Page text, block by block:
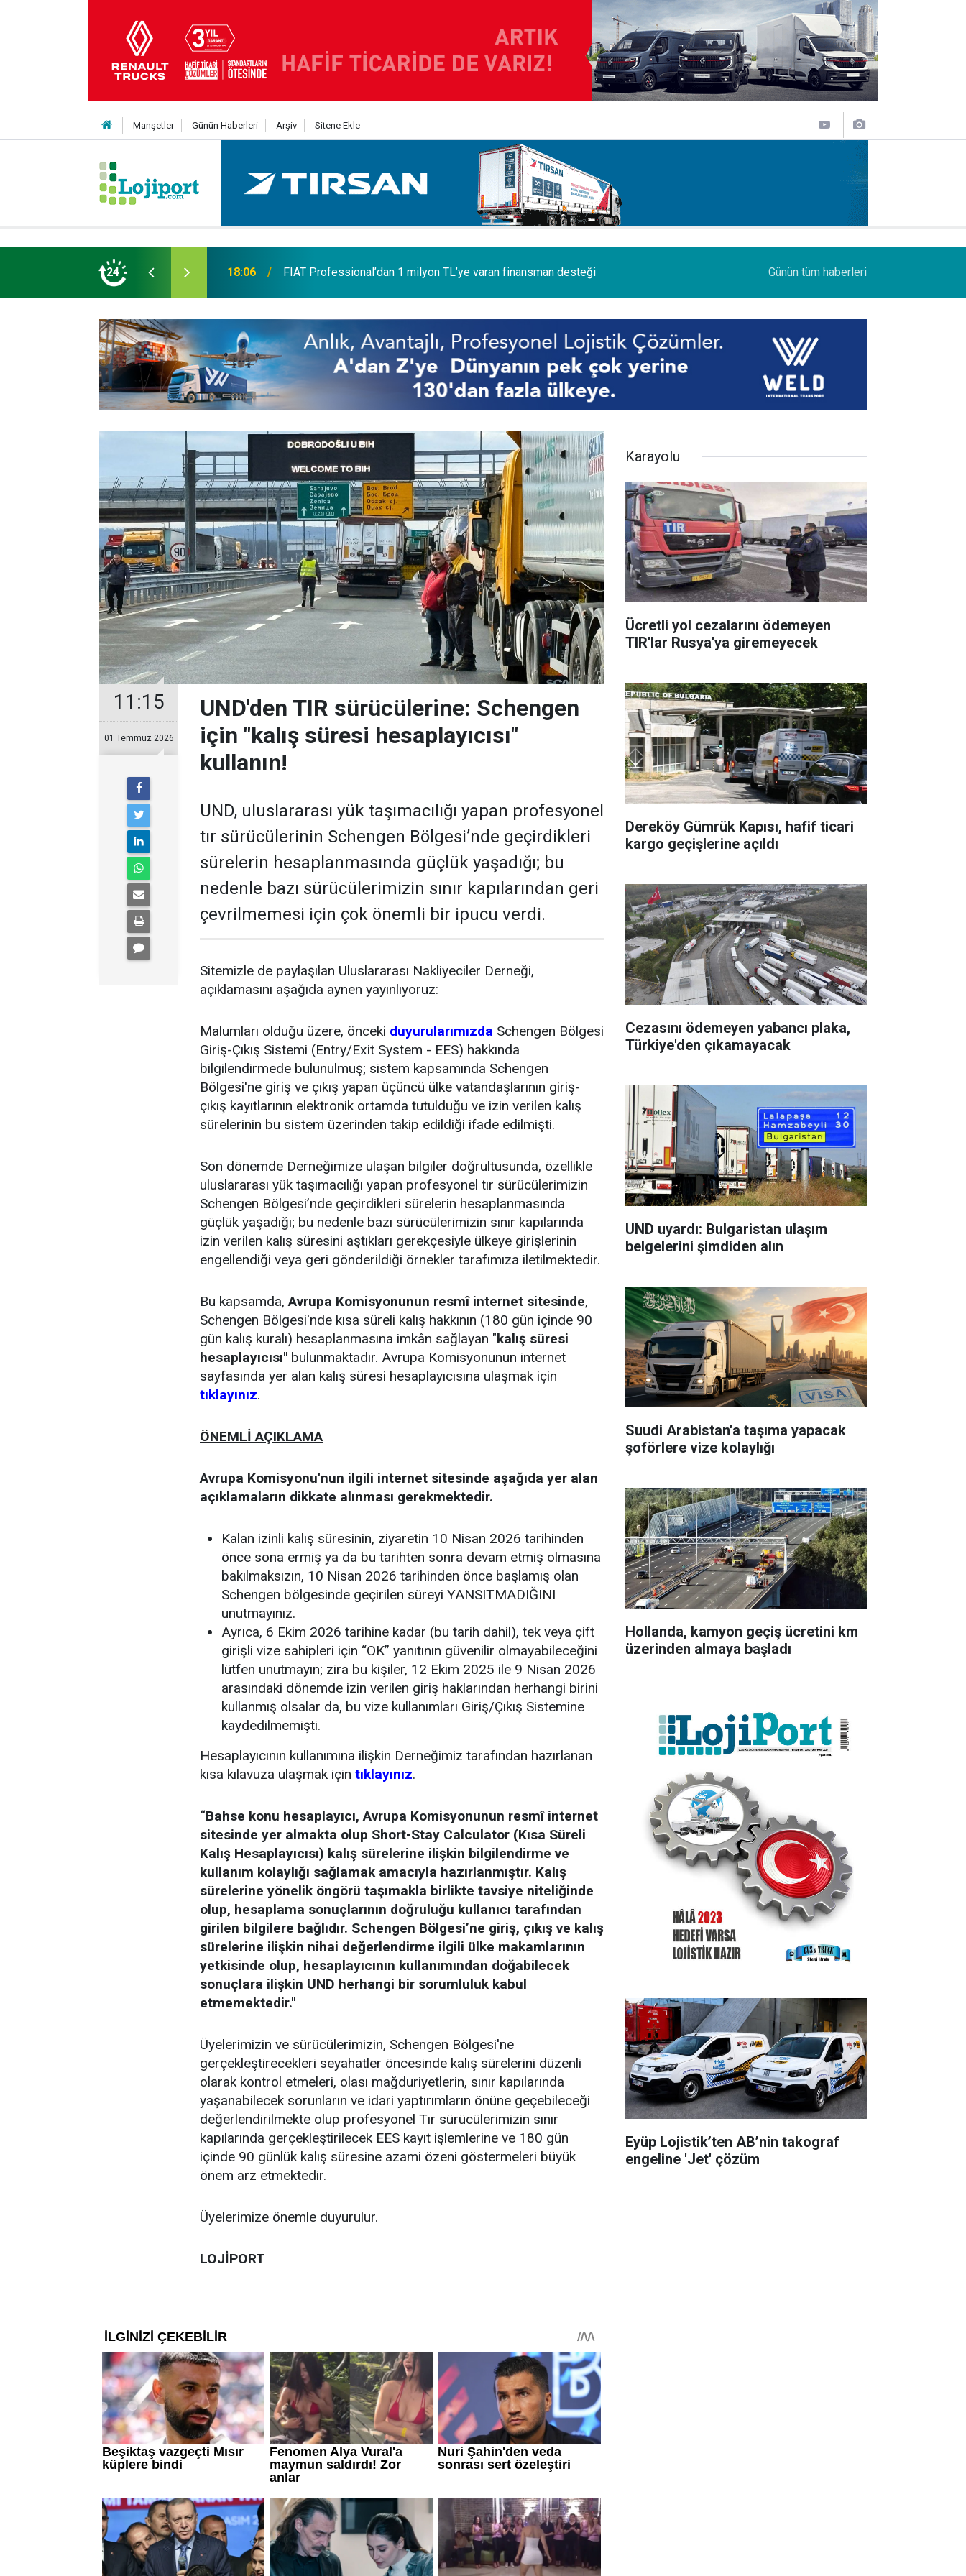
Manşetler Günün Haberleri Arşiv Sitene Ekle
24
varan finansman desteği 17:57 Ege'nin ilk Renault Trucks Master Red EDITION'ı ÖKN Lojistik filosunda DSV Türkiye’de bayrak değişimi
Günün tüm haberleri
11:15
01 Temmuz 2026
UND'den TIR sürücülerine: Schengen
için "kalış süresi hesaplayıcısı"
kullanın!
UND, uluslararası yük taşımacılığı yapan profesyonel
tır sürücülerinin Schengen Bölgesi’nde geçirdikleri
sürelerin hesaplanmasında güçlük yaşadığı; bu
nedenle bazı sürücülerimizin sınır kapılarından geri
çevrilmemesi için çok önemli bir ipucu verdi.
Sitemizle de paylaşılan Uluslararası Nakliyeciler Derneği,
açıklamasını aşağıda aynen yayınlıyoruz:
Malumları olduğu üzere, önceki duyurularımızda Schengen Bölgesi
Giriş-Çıkış Sistemi (Entry/Exit System - EES) hakkında
bilgilendirmede bulunulmuş; sistem kapsamında Schengen
Bölgesi'ne giriş ve çıkış yapan üçüncü ülke vatandaşlarının giriş-
çıkış kayıtlarının elektronik ortamda tutulduğu ve izin verilen kalış
sürelerinin bu sistem üzerinden takip edildiği ifade edilmişti.
Son dönemde Derneğimize ulaşan bilgiler doğrultusunda, özellikle
uluslararası yük taşımacılığı yapan profesyonel tır sürücülerimizin
Schengen Bölgesi’nde geçirdikleri sürelerin hesaplanmasında
güçlük yaşadığı; bu nedenle bazı sürücülerimizin sınır kapılarında
izin verilen kalış süresini aştıkları gerekçesiyle ülkeye girişlerinin
engellendiği veya geri gönderildiği örnekler tarafımıza iletilmektedir.
Bu kapsamda,Avrupa Komisyonunun resmî internet sitesinde,
Schengen Bölgesi'nde kısa süreli kalış hakkının (180 gün içinde 90
gün kalış kuralı) hesaplanmasına imkân sağlayan "kalış süresi
hesaplayıcısı" bulunmaktadır. Avrupa Komisyonunun internet
sayfasında yer alan kalış süresi hesaplayıcısına ulaşmak için
tıklayınız.
ÖNEMLİ AÇIKLAMA
Avrupa Komisyonu'nun ilgili internet sitesinde aşağıda yer alan
açıklamaların dikkate alınması gerekmektedir.
Kalan izinli kalış süresinin, ziyaretin 10 Nisan 2026 tarihinden
önce sona ermiş ya da bu tarihten sonra devam etmiş olmasına
bakılmaksızın, 10 Nisan 2026 tarihinden önce başlamış olan
Schengen bölgesinde geçirilen süreyi YANSITMADIĞINI
unutmayınız.
Ayrıca, 6 Ekim 2026 tarihine kadar (bu tarih dahil), tek veya çift
girişli vize sahipleri için “OK” yanıtının güvenilir olmayabileceğini
lütfen unutmayın; zira bu kişiler, 12 Ekim 2025 ile 9 Nisan 2026
arasındaki dönemde izin verilen giriş haklarından herhangi birini
kullanmış olsalar da, bu vize kullanımları Giriş/Çıkış Sistemine
kaydedilmemişti.
Hesaplayıcının kullanımına ilişkin Derneğimiz tarafından hazırlanan
kısa kılavuza ulaşmak için tıklayınız.
“Bahse konu hesaplayıcı, Avrupa Komisyonunun resmî internet
sitesinde yer almakta olup Short-Stay Calculator (Kısa Süreli
Kalış Hesaplayıcısı) kalış sürelerine ilişkin bilgilendirme ve
kullanım kolaylığı sağlamak amacıyla hazırlanmıştır. Kalış
sürelerine yönelik öngörü taşımakla birlikte tavsiye niteliğinde
olup, hesaplama sonuçlarının doğruluğu kullanıcı tarafından
girilen bilgilere bağlıdır. Schengen Bölgesi’ne giriş, çıkış ve kalış
sürelerine ilişkin nihai değerlendirme ilgili ülke makamlarının
yetkisinde olup, hesaplayıcının kullanımından doğabilecek
sonuçlara ilişkin UND herhangi bir sorumluluk kabul
etmemektedir."
Üyelerimizin ve sürücülerimizin, Schengen Bölgesi'ne
gerçekleştirecekleri seyahatler öncesinde kalış sürelerini düzenli
olarak kontrol etmeleri, olası mağduriyetlerin, sınır kapılarında
yaşanabilecek sorunların ve idari yaptırımların önüne geçebileceği
değerlendirilmekte olup profesyonel Tır sürücülerimizin sınır
kapılarında gerçekleştirilecek EES kayıt işlemlerine ve 180 gün
içinde 90 günlük kalış süresine azami özeni göstermeleri büyük
önem arz etmektedir.
Üyelerimize önemle duyurulur.
LOJİPORT
Karayolu
Ücretli yol cezalarını ödemeyen
TIR'lar Rusya'ya giremeyecek
Dereköy Gümrük Kapısı, hafif ticari
kargo geçişlerine açıldı
Cezasını ödemeyen yabancı plaka,
Türkiye'den çıkamayacak
UND uyardı: Bulgaristan ulaşım
belgelerini şimdiden alın
Suudi Arabistan'a taşıma yapacak
şoförlere vize kolaylığı
Hollanda, kamyon geçiş ücretini km
üzerinden almaya başladı
Eyüp Lojistik’ten AB’nin takograf
engeline 'Jet' çözüm